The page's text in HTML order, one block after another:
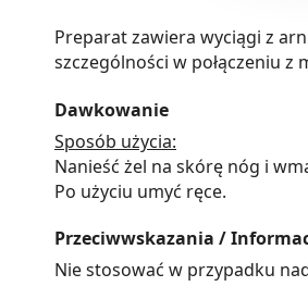
Preparat zawiera wyciągi z
szczególności w połączeniu z
Dawkowanie
Sposób użycia:
Nanieść żel na skórę nóg i
Po użyciu umyć ręce.
Przeciwwskazania /
Nie stosować w przypadku